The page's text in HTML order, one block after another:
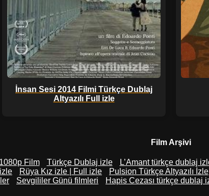
İnsan Sesi 2014 Filmi Türkçe Dublaj
Altyazılı Full izle
Film Arşivi
1080p Film Türkçe Dublaj izle L’Amant türkçe dublaj
Rüya Kız izle | Full izle Pulsion Türkçe Altyazılı İzle
Sevgililer Günü filmleri Hapis Cezası türkçe dublaj